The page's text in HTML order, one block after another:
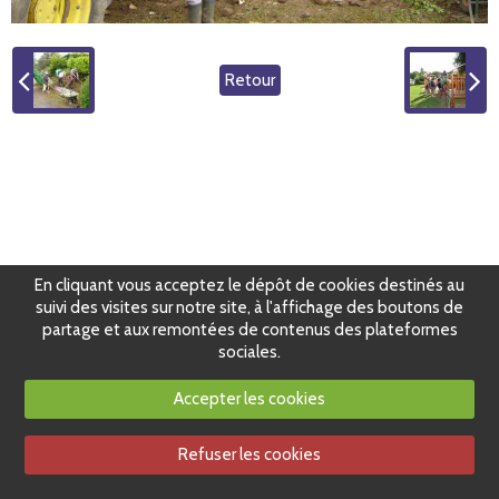
Retour
En cliquant vous acceptez le dépôt de cookies destinés au
suivi des visites sur notre site, à l'affichage des boutons de
partage et aux remontées de contenus des plateformes
sociales.
Accepter les cookies
Refuser les cookies